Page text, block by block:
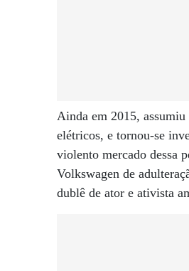
Ainda em 2015,
elétricos, e tornou-se
violento mercado dessa
Volkswagen de
dublê de ator e ativista